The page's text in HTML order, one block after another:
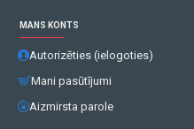
MANS KONTS
Autorizēties (ielogoties)
Mani pasūtījumi
Aizmirsta parole